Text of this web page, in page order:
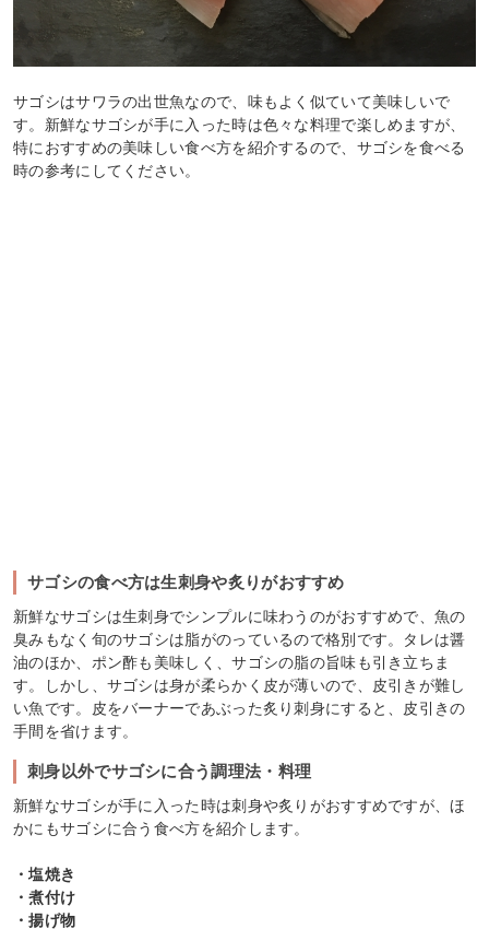
サゴシはサワラの出世魚なので、味もよく似ていて美味しいで
す。新鮮なサゴシが手に入った時は色々な料理で楽しめますが、
特におすすめの美味しい食べ方を紹介するので、サゴシを食べる
時の参考にしてください。
サゴシの食べ方は生刺身や炙りがおすすめ
新鮮なサゴシは生刺身でシンプルに味わうのがおすすめで、魚の
臭みもなく旬のサゴシは脂がのっているので格別です。タレは醤
油のほか、ポン酢も美味しく、サゴシの脂の旨味も引き立ちま
す。しかし、サゴシは身が柔らかく皮が薄いので、皮引きが難し
い魚です。皮をバーナーであぶった炙り刺身にすると、皮引きの
手間を省けます。
刺身以外でサゴシに合う調理法・料理
新鮮なサゴシが手に入った時は刺身や炙りがおすすめですが、ほ
かにもサゴシに合う食べ方を紹介します。
・塩焼き
・煮付け
・揚げ物